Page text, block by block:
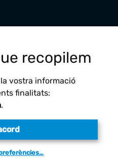
recopilem
vostra informació
finalitats:
.